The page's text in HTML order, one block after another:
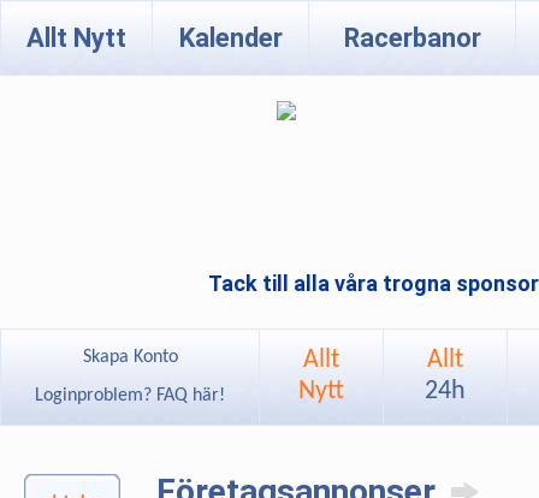
Allt Nytt Kalender Racerbanor
Tack till alla våra trogna
Skapa Konto
Loginproblem? FAQ här!
Allt
Nytt
Allt
24h